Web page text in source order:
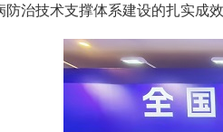
防治技术支撑体系建设的扎实成